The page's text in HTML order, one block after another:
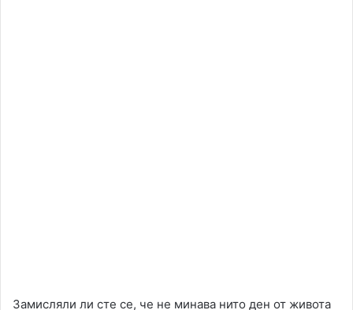
Замисляли ли сте се, че не минава нито ден от живота